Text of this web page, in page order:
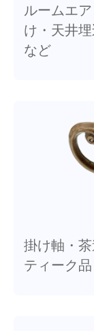
ルームエ
け・天井
など
掛け軸・
ティーク